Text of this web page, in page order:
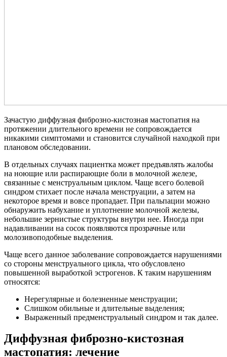
Зачастую диффузная фиброзно-кистозная мастопатия на
протяжении длительного времени не сопровождается
никакими симптомами и становится случайной находкой при
плановом обследовании.
В отдельных случаях пациентка может предъявлять жалобы
на ноющие или распирающие боли в молочной железе,
связанные с менструальным циклом. Чаще всего болевой
синдром стихает после начала менструации, а затем на
некоторое время и вовсе пропадает. При пальпации можно
обнаружить набухание и уплотнение молочной железы,
небольшие зернистые структуры внутри нее. Иногда при
надавливании на сосок появляются прозрачные или
молозивоподобные выделения.
Чаще всего данное заболевание сопровождается нарушениями
со стороны менструального цикла, что обусловлено
повышенной выработкой эстрогенов. К таким нарушениям
относятся:
Нерегулярные и болезненные менструации;
Слишком обильные и длительные выделения;
Выраженный предменструальный синдром и так далее.
Диффузная фиброзно-кистозная
мастопатия: лечение